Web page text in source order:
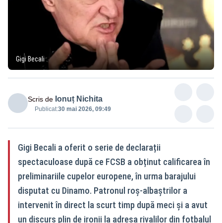
Gigi Becali
Scris de Ionuț Nichita
Publicat:30 mai 2026, 09:49
Gigi Becali a oferit o serie de declarații
spectaculoase după ce FCSB a obținut calificarea în
preliminariile cupelor europene, în urma barajului
disputat cu Dinamo. Patronul roș-albaștrilor a
intervenit în direct la scurt timp după meci și a avut
un discurs plin de ironii la adresa rivalilor din fotbalul